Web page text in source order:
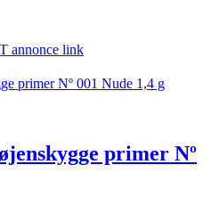
annonce link
primer Nº